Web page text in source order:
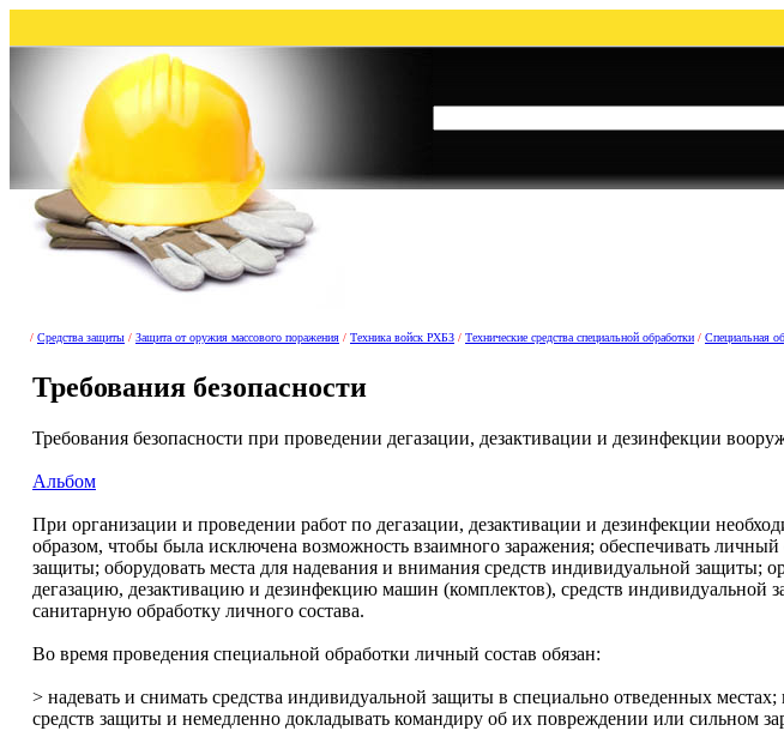
/ Средства защиты / Защита от оружия массового поражения / Техника войск РХБЗ / Технические средства специальной обработки / Специальная
Требования безопасности
Требования безопасности при проведении дегазации, дезактивации и дезинфекции
Альбом
При организации и проведении работ по дегазации, дезактивации и дезинфекции
образом, чтобы была исключена возможность взаимного заражения; обеспечивать
защиты; оборудовать места для надевания и внимания средств индивидуальной защиты;
дегазацию, дезактивацию и дезинфекцию машин (комплектов), средств индивидуальной
санитарную обработку личного состава.
Во время проведения специальной обработки личный состав обязан:
> надевать и снимать средства индивидуальной защиты в специально отведенных местах;
средств защиты и немедленно докладывать командиру об их повреждении или сильном